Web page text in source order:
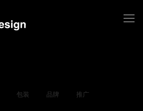
包装 品牌 推广